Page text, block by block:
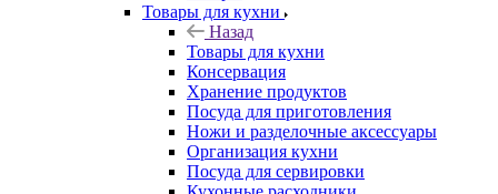
Товары для кухни
Назад
Товары для кухни
Консервация
Хранение продуктов
Посуда для приготовления
Ножи и разделочные аксессуары
Организация кухни
Посуда для сервировки